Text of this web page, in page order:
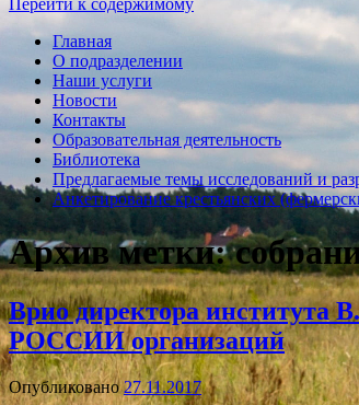
Перейти к содержимому
Главная
О подразделении
Наши услуги
Новости
Контакты
Образовательная деятельность
Библиотека
Предлагаемые темы исследований и
Анкетирование крестьянских
Архив метки:
Врио директора института
РОССИИ организаций
Опубликовано27.11.2017